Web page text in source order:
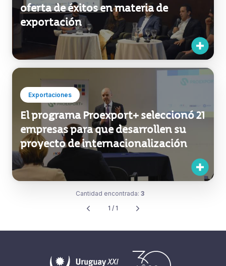
oferta de éxitos en materia de
exportación
Exportaciones
El programa Proexport+ seleccionó 21
empresas para que desarrollen su
proyecto de internacionalización
Cantidad encontrada: 3
1 / 1